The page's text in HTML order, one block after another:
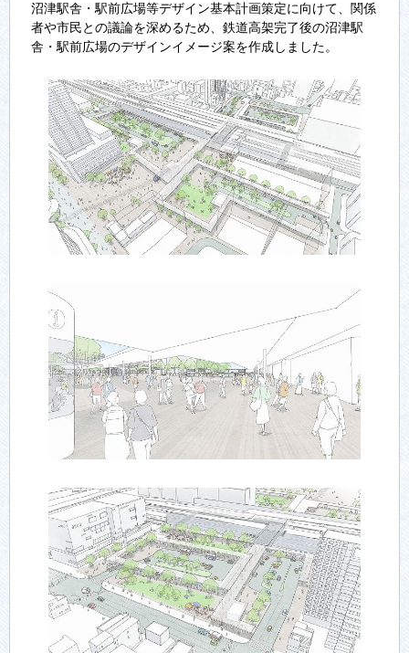
沼津駅舎・駅前広場等デザイン基本計画策定に向けて、関係
者や市民との議論を深めるため、鉄道高架完了後の沼津駅
舎・駅前広場のデザインイメージ案を作成しました。